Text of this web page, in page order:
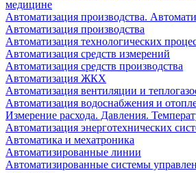
медицине
Автоматизация производства.
Автоматизация производства
Автоматизация технологических
Автоматизация средств измерений
Автоматизация средств производства
Автоматизация ЖКХ
Автоматизация вентиляции и
Автоматизация водоснабжения и
Измерение расхода. Давления.
Автоматизация энерготехнических
Автоматика и мехатроника
Автоматизированные линии
Автоматизированные системы